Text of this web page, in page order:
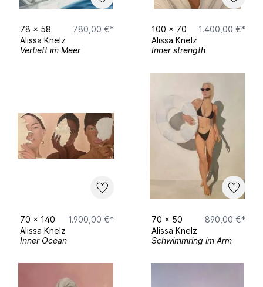
78 x 58
780,00 €*
Alissa Knelz
Vertieft im Meer
100 x 70
1.400,00 €*
Alissa Knelz
Inner strength
70 x 140
1.900,00 €*
Alissa Knelz
Inner Ocean
70 x 50
890,00 €*
Alissa Knelz
Schwimmring im Arm